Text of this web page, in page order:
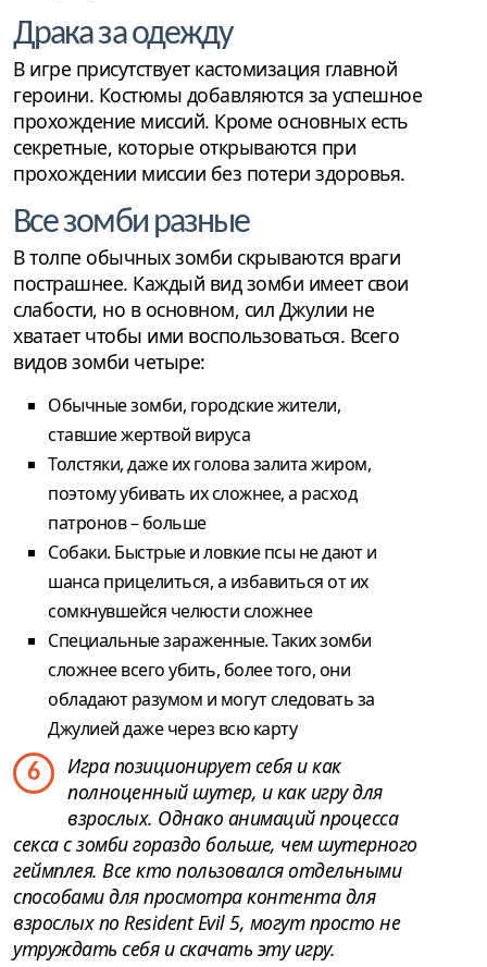
Драка за одежду
В игре присутствует кастомизация главной
героини. Костюмы добавляются за успешное
прохождение миссий. Кроме основных есть
секретные, которые открываются при
прохождении миссии без потери здоровья.
Все зомби разные
В толпе обычных зомби скрываются враги
пострашнее. Каждый вид зомби имеет свои
слабости, но в основном, сил Джулии не
хватает чтобы ими воспользоваться. Всего
видов зомби четыре:
Обычные зомби, городские жители,
ставшие жертвой вируса
Толстяки, даже их голова залита жиром,
поэтому убивать их сложнее, а расход
патронов – больше
Собаки. Быстрые и ловкие псы не дают и
шанса прицелиться, а избавиться от их
сомкнувшейся челюсти сложнее
Специальные зараженные. Таких зомби
сложнее всего убить, более того, они
обладают разумом и могут следовать за
Джулией даже через всю карту
6
Игра позиционирует себя и как
полноценный шутер, и как игру для
взрослых. Однако анимаций процесса
секса с зомби гораздо больше, чем шутерного
геймплея. Все кто пользовался отдельными
способами для просмотра контента для
взрослых по Resident Evil 5, могут просто не
утруждать себя и скачать эту игру.